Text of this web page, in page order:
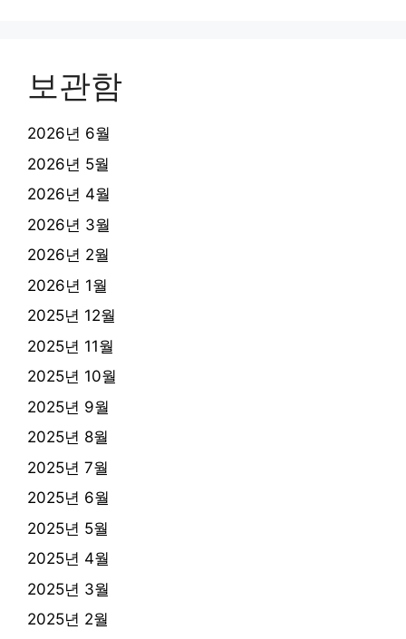
보관함
2026년 6월
2026년 5월
2026년 4월
2026년 3월
2026년 2월
2026년 1월
2025년 12월
2025년 11월
2025년 10월
2025년 9월
2025년 8월
2025년 7월
2025년 6월
2025년 5월
2025년 4월
2025년 3월
2025년 2월